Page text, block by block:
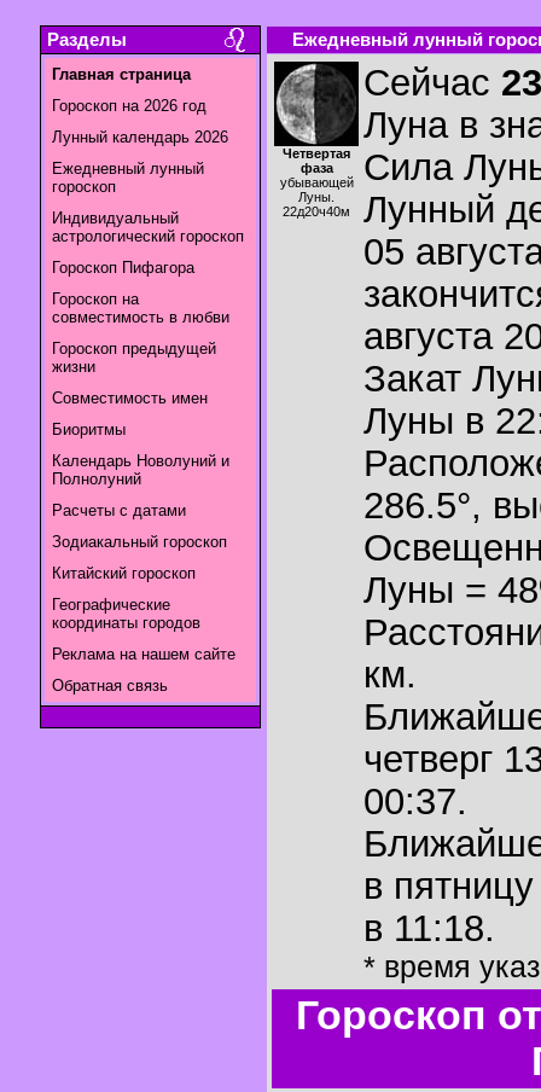
Разделы
Главная страница
Гороскоп на 2026 год
Лунный календарь 2026
Ежедневный лунный
гороскоп
Индивидуальный
астрологический гороскоп
Гороскоп Пифагора
Гороскоп на
совместимость в любви
Гороскоп предыдущей
жизни
Совместимость имен
Биоритмы
Календарь Новолуний и
Полнолуний
Расчеты с датами
Зодиакальный гороскоп
Китайский гороскоп
Географические
координаты городов
Реклама на нашем сайте
Обратная связь
Ежедневный лунный
Четвертая
фаза
убывающей
Луны.
22д20ч40м
Сейчас
Луна в
Сила
Лунный
05
августа
Закат
Луны в
286.5°,
Луны =
км.
четверг
00:37.
в
в 11:18.
* время
Гороскоп